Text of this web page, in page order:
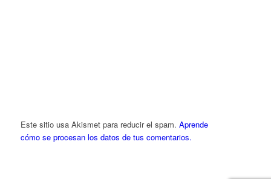
Este sitio usa Akismet para reducir el spam. Aprende
cómo se procesan los datos de tus comentarios.